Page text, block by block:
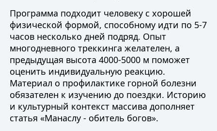
Программа подходит человеку с хорошей
физической формой, способному идти по 5-7
часов несколько дней подряд. Опыт
многодневного треккинга желателен, а
предыдущая высота 4000-5000 м поможет
оценить индивидуальную реакцию.
Материал о профилактике горной болезни
обязателен к изучению до поездки. Историю
и культурный контекст массива дополняет
статья «Манаслу - обитель богов».